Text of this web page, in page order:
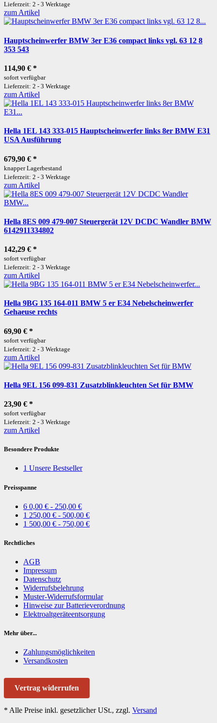
Lieferzeit: 2 - 3 Werktage
zum Artikel
Hauptscheinwerfer BMW 3er E36 compact links vgl. 63 12 8
353 543
114,90 € *
sofort verfügbar
Lieferzeit: 2 - 3 Werktage
zum Artikel
Hella 1EL 143 333-015 Hauptscheinwerfer links 8er BMW E31
USA Ausführung
679,90 € *
knapper Lagerbestand
Lieferzeit: 2 - 3 Werktage
zum Artikel
Hella 8ES 009 479-007 Steuergerät 12V DCDC Wandler BMW
6142911334802
142,29 € *
sofort verfügbar
Lieferzeit: 2 - 3 Werktage
zum Artikel
Hella 9BG 135 164-011 BMW 5 er E34 Nebelscheinwerfer
Gehaeuse rechts
69,90 € *
sofort verfügbar
Lieferzeit: 2 - 3 Werktage
zum Artikel
Hella 9EL 156 099-831 Zusatzblinkleuchten Set für BMW
23,90 € *
sofort verfügbar
Lieferzeit: 2 - 3 Werktage
zum Artikel
Besondere Produkte
1 Unsere Bestseller
Preisspanne
6 0,00 € - 250,00 €
1 250,00 € - 500,00 €
1 500,00 € - 750,00 €
Rechtliches
AGB
Impressum
Datenschutz
Widerrufsbelehrung
Muster-Widerrufsformular
Hinweise zur Batterieverordnung
Elektroaltgeräteentsorgung
Mehr über...
Zahlungsmöglichkeiten
Versandkosten
Vertrag widerrufen
* Alle Preise inkl. gesetzlicher USt., zzgl. Versand